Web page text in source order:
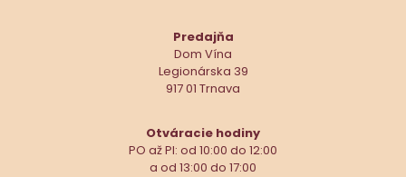
Predajňa
Dom Vína
Legionárska 39
917 01 Trnava
Otváracie hodiny
PO až PI: od 10:00 do 12:00
a od 13:00 do 17:00